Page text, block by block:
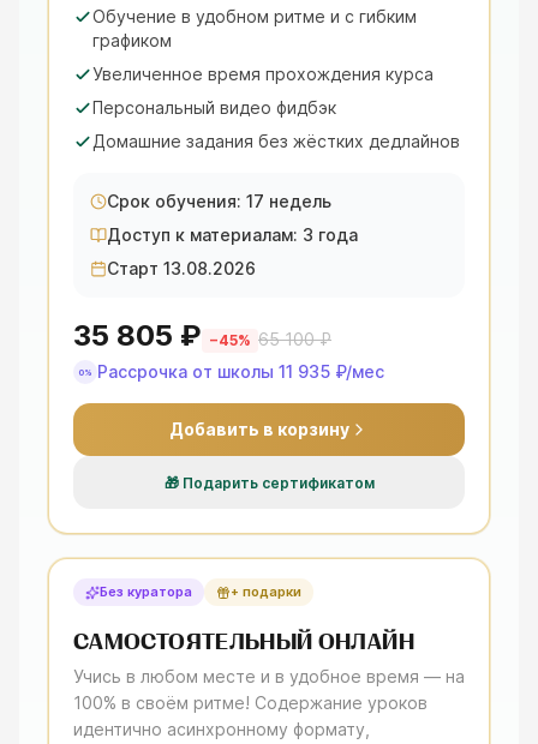
Обучение в удобном ритме и с гибким
графиком
Увеличенное время прохождения курса
Персональный видео фидбэк
Домашние задания без жёстких дедлайнов
Срок обучения: 17 недель
Доступ к материалам: 3 года
Старт 13.08.2026
35 805 ₽ −45% 65 100 ₽
0% Рассрочка от школы 11 935 ₽/мес
Добавить в корзину
🎁 Подарить сертификатом
Без куратора + подарки
САМОСТОЯТЕЛЬНЫЙ ОНЛАЙН
Учись в любом месте и в удобное время — на
100% в своём ритме! Содержание уроков
идентично асинхронному формату,